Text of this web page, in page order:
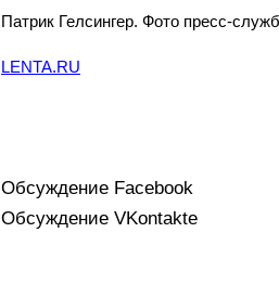
Патрик Гелсингер. Фото пресс-
LENTA.RU
Обсуждение Facebook
Обсуждение VKontakte